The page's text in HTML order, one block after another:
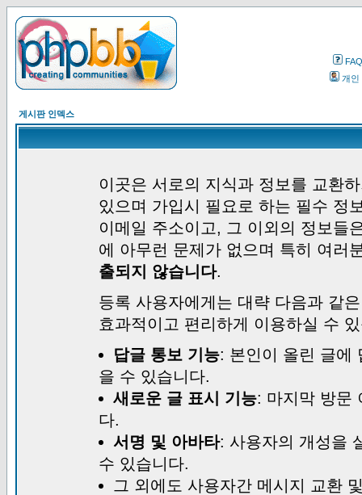
FAQ
개인
게시판 인덱스
이곳은 서로의 지식과 정보를 교환
있으며 가입시 필요로 하는 필수 정
이메일 주소이고, 그 이외의 정보들
에 아무런 문제가 없으며 특히 여러
출되지 않습니다.
등록 사용자에게는 대략 다음과 같
효과적이고 편리하게 이용하실 수
답글 통보 기능: 본인이 올린 글에
을 수 있습니다.
새로운 글 표시 기능: 마지막 방문
다.
서명 및 아바타: 사용자의 개성을
수 있습니다.
그 외에도 사용자간 메시지 교환